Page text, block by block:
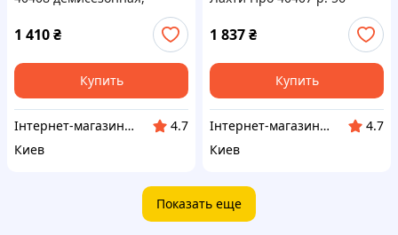
1 410₴
Купить
Інтернет-магазин ShopNow
4.7
Киев
1 837₴
Купить
Інтернет-магазин ShopNow
4.7
Киев
Показать еще